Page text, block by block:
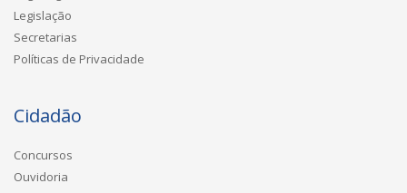
Legislação
Secretarias
Políticas de Privacidade
Cidadão
Concursos
Ouvidoria